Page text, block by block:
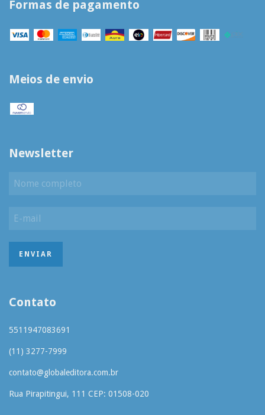
Formas de pagamento
Meios de envio
Newsletter
Contato
5511947083691
(11) 3277-7999
contato@globaleditora.com.br
Rua Pirapitingui, 111 CEP: 01508-020